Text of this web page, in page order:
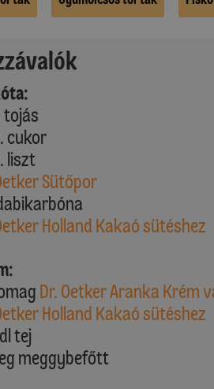
tojás
cukor
liszt
Sütőpor
Holland Kakaó sütéshez
Dr. Oetker Aranka Krém
Holland Kakaó sütéshez
tej
meggybefőtt